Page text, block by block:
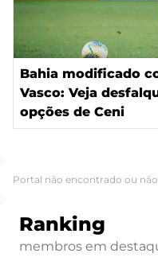
Bahia modificado
Vasco: Veja
opções de Ceni
Portal não encontrado ou
Ranking
membros em